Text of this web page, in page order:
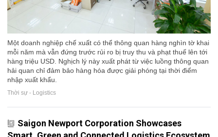
Một doanh nghiệp chế xuất có thể thông quan hàng nghìn tờ khai
mỗi năm mà vẫn đứng trước rủi ro bị truy thu và phạt thuế lên tới
hàng triệu USD. Nghịch lý này xuất phát từ việc luồng thông quan
hải quan chỉ đảm bảo hàng hóa được giải phóng tại thời điểm
nhập xuất khẩu.
Thời sự - Logistics
Saigon Newport Corporation Showcases